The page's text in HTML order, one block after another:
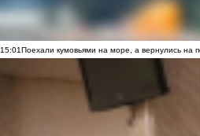
15:01Поехали кумовьями на море, а вернулись на